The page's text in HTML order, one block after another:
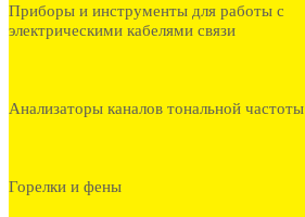
Приборы и инструменты для работы с
электрическими кабелями связи
Анализаторы каналов тональной частоты
Горелки и фены